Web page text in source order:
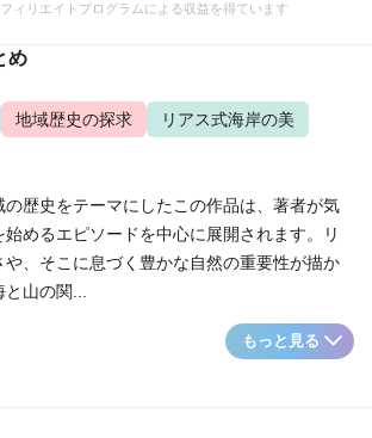
ィリエイトプログラムによる収益を得ています
め
地域歴史の探求
リアス式海岸の美
の歴史をテーマにしたこの作品は、著者が気
めるエピソードを中心に展開されます。リ
や、そこに息づく豊かな自然の重要性が描か
山の関...
もっと見る